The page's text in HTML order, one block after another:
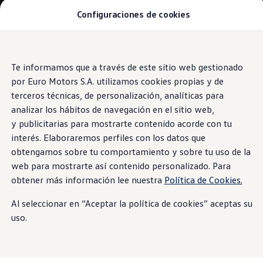
Configuraciones de cookies
Te informamos que a través de este sitio web gestionado
por Euro Motors S.A. utilizamos cookies propias y de
terceros técnicas, de personalización, analíticas para
analizar los hábitos de navegación en el sitio web,
y publicitarias para mostrarte contenido acorde con tu
interés. Elaboraremos perfiles con los datos que
obtengamos sobre tu comportamiento y sobre tu uso de la
web para mostrarte así contenido personalizado. Para
obtener más información lee nuestra Política de Cookies.
Al seleccionar en “Aceptar la política de cookies” aceptas su
uso.
contenido
principal
a pie
de
Modelos y Concesionarios
Cotiza Aquí
Test Drive
Marca y Experiencia
Volkswagen Perú
Espacio Exclusivo para Prensa
Innovación y Tecnología
#Project1Hour
Latin NCAP
Postventa
Servicios de Mantenimiento
Paquetes de Servicio